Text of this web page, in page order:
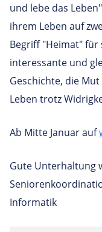
und lebe das
ihrem Leben auf
Begriff "Heimat" für
interessante und
Geschichte, die
Leben trotz
Ab Mitte Januar auf
Gute Unterhaltung
Informatik